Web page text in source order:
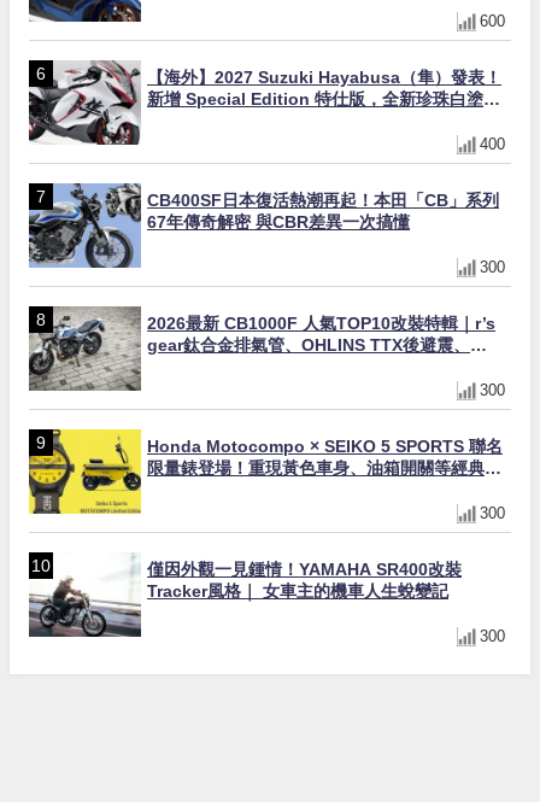
600
【海外】2027 Suzuki Hayabusa（隼）發表！
新增 Special Edition 特仕版，全新珍珠白塗裝
400
CB400SF日本復活熱潮再起！本田「CB」系列
67年傳奇解密 與CBR差異一次搞懂
300
2026最新 CB1000F 人氣TOP10改裝特輯｜r’s
gear鈦合金排氣管、OHLINS TTX後避震、
300
Honda Motocompo × SEIKO 5 SPORTS 聯名
限量錶登場！重現黃色車身、油箱開關等經典設
300
僅因外觀一見鍾情！YAMAHA SR400改裝
Tracker風格｜ 女車主的機車人生蛻變記
300